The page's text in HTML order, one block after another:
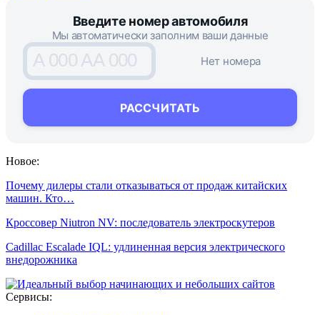
Введите номер автомобиля
Мы автоматически заполним ваши данные
A 000 AA 000
РАССЧИТАТЬ
Нет номера
Новое:
Почему дилеры стали отказываться от продаж китайских
машин. Кто…
Кроссовер Niutron NV: последователь электроскутеров
Cadillac Escalade IQL: удлиненная версия электрического
внедорожника
Сервисы: